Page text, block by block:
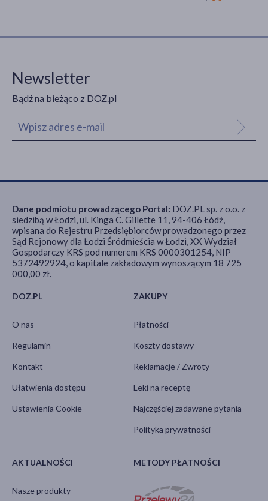
Newsletter
Bądź na bieżąco z DOZ.pl
DOZ.PL
O nas
Regulamin
Kontakt
Ułatwienia dostępu
Ustawienia Cookie
ZAKUPY
Płatności
Koszty dostawy
Reklamacje / Zwroty
Leki na receptę
Najczęściej zadawane pytania
Polityka prywatności
AKTUALNOŚCI
Nasze produkty
METODY PŁATNOŚCI
Dane podmiotu prowadzącego Portal: DOZ.PL sp. z o.o. z
siedzibą w Łodzi, ul. Kinga C. Gillette 11, 94-406 Łódź,
wpisana do Rejestru Przedsiębiorców prowadzonego przez
Sąd Rejonowy dla Łodzi Śródmieścia w Łodzi, XX Wydział
Gospodarczy KRS pod numerem KRS 0000301254, NIP
5372492924, o kapitale zakładowym wynoszącym 18 725
000,00 zł.